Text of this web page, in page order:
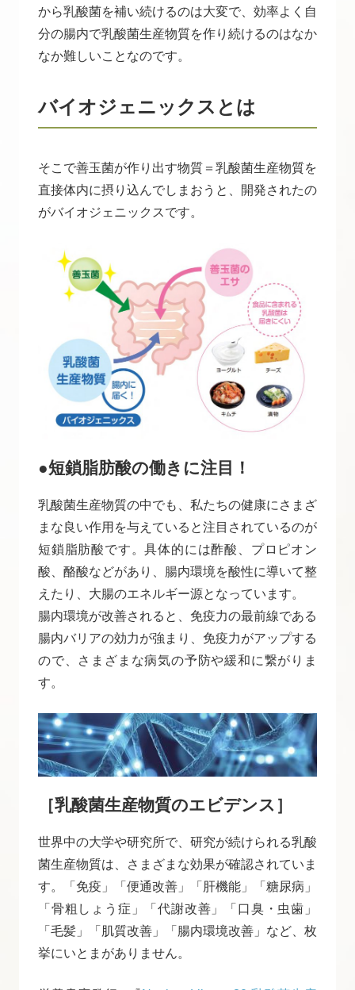
から乳酸菌を補い続けるのは大変で、効率よく自
分の腸内で乳酸菌生産物質を作り続けるのはなか
なか難しいことなのです。
バイオジェニックスとは
そこで善玉菌が作り出す物質＝乳酸菌生産物質を
直接体内に摂り込んでしまおうと、開発されたの
がバイオジェニックスです。
●短鎖脂肪酸の働きに注目！
乳酸菌生産物質の中でも、私たちの健康にさまざ
まな良い作用を与えていると注目されているのが
短鎖脂肪酸です。具体的には酢酸、プロピオン
酸、酪酸などがあり、腸内環境を酸性に導いて整
えたり、大腸のエネルギー源となっています。
腸内環境が改善されると、免疫力の最前線である
腸内バリアの効力が強まり、免疫力がアップする
ので、さまざまな病気の予防や緩和に繋がりま
す。
［乳酸菌生産物質のエビデンス］
世界中の大学や研究所で、研究が続けられる乳酸
菌生産物質は、さまざまな効果が確認されていま
す。「免疫」「便通改善」「肝機能」「糖尿病」
「骨粗しょう症」「代謝改善」「口臭・虫歯」
「毛髪」「肌質改善」「腸内環境改善」など、枚
挙にいとまがありません。